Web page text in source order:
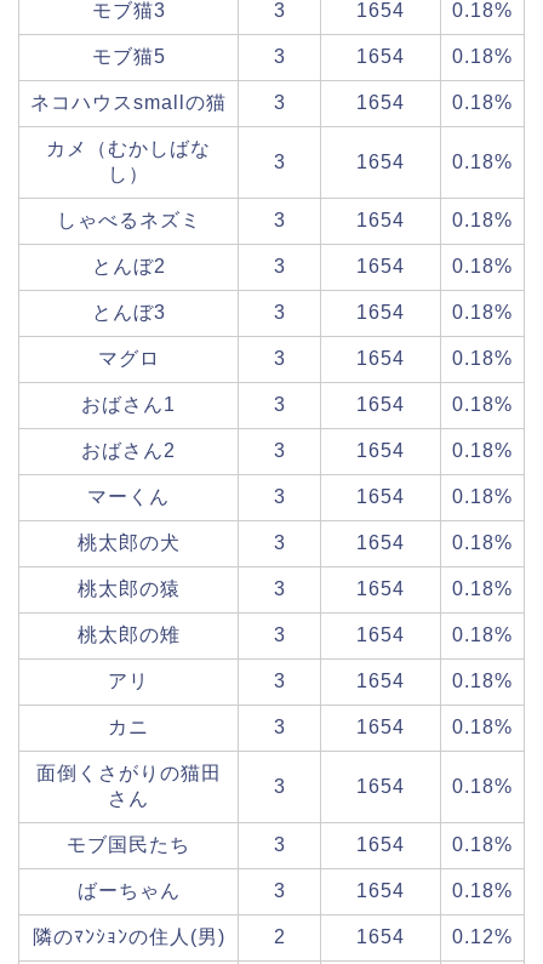
モブ猫3 3 1654 0.18%
モブ猫5 3 1654 0.18%
ネコハウスsmallの猫 3 1654 0.18%
カメ（むかしばな
し）
3 1654 0.18%
しゃべるネズミ 3 1654 0.18%
とんぼ2 3 1654 0.18%
とんぼ3 3 1654 0.18%
マグロ 3 1654 0.18%
おばさん1 3 1654 0.18%
おばさん2 3 1654 0.18%
マーくん 3 1654 0.18%
桃太郎の犬 3 1654 0.18%
桃太郎の猿 3 1654 0.18%
桃太郎の雉 3 1654 0.18%
アリ 3 1654 0.18%
カニ 3 1654 0.18%
面倒くさがりの猫田
さん
3 1654 0.18%
モブ国民たち 3 1654 0.18%
ばーちゃん 3 1654 0.18%
隣のﾏﾝｼｮﾝの住人(男) 2 1654 0.12%